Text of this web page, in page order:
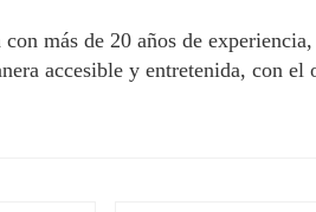
más de 20 años de
accesible y entretenida, con